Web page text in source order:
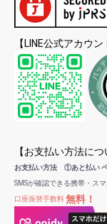
【LINE公式アカウ
【お支払い方法につ
お支払い方法 ①あと払い
SMSが確認できる携帯・ス
口座振替手数料無料！